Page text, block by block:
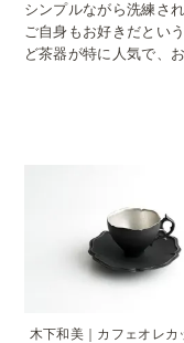
シンプルながら洗練さ
ご自身もお好きだとい
ど茶器が特に人気で、
木下和美｜カフェオレカ